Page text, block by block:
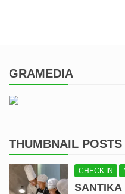
GRAMEDIA
THUMBNAIL POSTS
CHECK IN
SANTIKA